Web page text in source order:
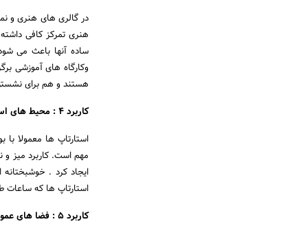
در گالری های هنری و
هنری تمرکز کافی
ساده آنها باعث می
وکارگاه های آموزشی
هستند و هم برای
کاربرد 4 : محیط های استارتاپی
استارتاپ ها معمولا
مهم است. کاربرد میز و
ایجاد کرد .
استارتاپ ها که ساعات
کاربرد 5 : فضا های عمومی و پارک ها